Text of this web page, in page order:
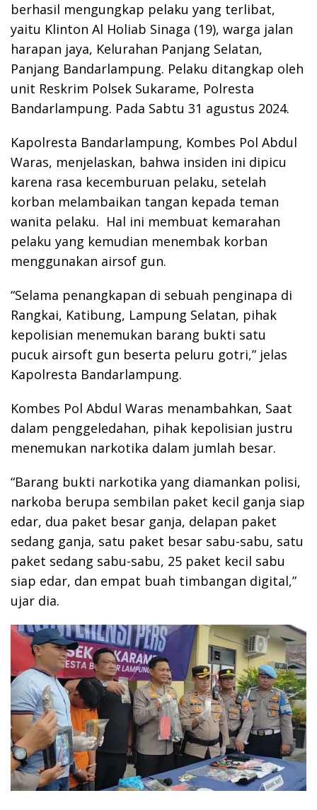
berhasil mengungkap pelaku yang terlibat,
yaitu Klinton Al Holiab Sinaga (19), warga jalan
harapan jaya, Kelurahan Panjang Selatan,
Panjang Bandarlampung. Pelaku ditangkap oleh
unit Reskrim Polsek Sukarame, Polresta
Bandarlampung. Pada Sabtu 31 agustus 2024.
Kapolresta Bandarlampung, Kombes Pol Abdul
Waras, menjelaskan, bahwa insiden ini dipicu
karena rasa kecemburuan pelaku, setelah
korban melambaikan tangan kepada teman
wanita pelaku. Hal ini membuat kemarahan
pelaku yang kemudian menembak korban
menggunakan airsof gun.
“Selama penangkapan di sebuah penginapa di
Rangkai, Katibung, Lampung Selatan, pihak
kepolisian menemukan barang bukti satu
pucuk airsoft gun beserta peluru gotri,” jelas
Kapolresta Bandarlampung.
Kombes Pol Abdul Waras menambahkan, Saat
dalam penggeledahan, pihak kepolisian justru
menemukan narkotika dalam jumlah besar.
“Barang bukti narkotika yang diamankan polisi,
narkoba berupa sembilan paket kecil ganja siap
edar, dua paket besar ganja, delapan paket
sedang ganja, satu paket besar sabu-sabu, satu
paket sedang sabu-sabu, 25 paket kecil sabu
siap edar, dan empat buah timbangan digital,”
ujar dia.